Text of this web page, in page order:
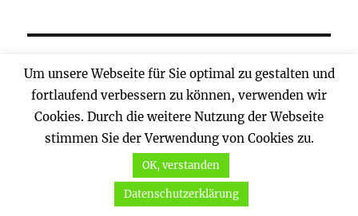
META
Anmelden
Eintrags-Feed
Kommentar-Feed
WordPress.org
Um unsere Webseite für Sie optimal zu gestalten und
fortlaufend verbessern zu können, verwenden wir
Cookies. Durch die weitere Nutzung der Webseite
stimmen Sie der Verwendung von Cookies zu.
OK, verstanden
Datenschutzerklärung